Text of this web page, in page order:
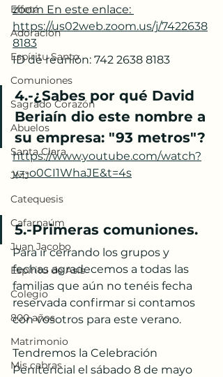
Effetá
Adoración
Espíritu Santo
Comuniones
Sagrado Corazón
Abuelos
Santa Clara
JMJ
Catequesis
Cafarnaúm
Juan Jacobo
Espíritu de Asís
Colegio
800 años
Matrimonio
Mis cabras
zoom En este enlace:
https://us02web.zoom.us/j/7422638
8183
ID de reunión: 742 2638 8183
4.-¿Sabes por qué David
Beriaín dio este nombre a
su empresa: "93 metros"?
https://www.youtube.com/watch?
v=-o0CI1WhaJE&t=4s
5.-Primeras comuniones.
Para ir cerrando los grupos y
fechas agradecemos a todas las
familias que aún no tenéis fecha
reservada confirmar si contamos
con vosotros para este verano.
Tendremos la Celebración
Penitencial el sábado 8 de mayo